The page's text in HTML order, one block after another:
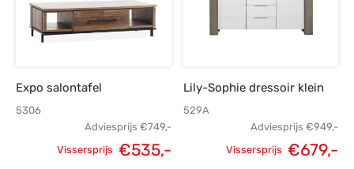
Expo salontafel
5306
Adviesprijs €749,-
Vissersprijs €535,-
Lily-Sophie dressoir klein
529A
Adviesprijs €949,-
Vissersprijs €679,-